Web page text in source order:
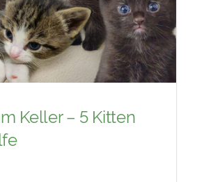
Keller – 5 Kitten